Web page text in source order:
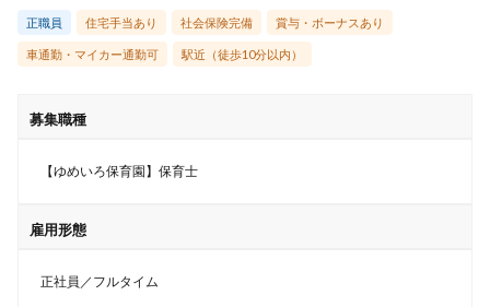
正職員 住宅手当あり 社会保険完備 賞与・ボーナスあり
車通勤・マイカー通勤可 駅近（徒歩10分以内）
募集職種
【ゆめいろ保育園】保育士
雇用形態
正社員／フルタイム